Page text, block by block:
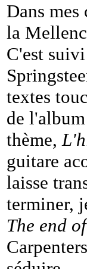
Dans
la
C'est
textes
de
thème,
guitare
laisse
terminer,
The end